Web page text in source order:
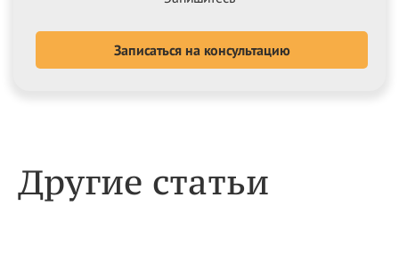
Записаться на консультацию
Другие статьи